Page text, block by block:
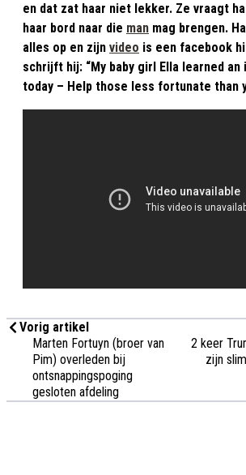
en dat zat haar niet lekker. Ze vraagt
haar bord naar die man mag brengen.
alles op en zijn video is een facebook
schrijft hij: “My baby girl Ella learned
today – Help those less fortunate than
Vorig artikel
Marten Fortuyn (broer van
Pim) overleden bij
ontsnappingspoging
gesloten afdeling
2 keer
zijn